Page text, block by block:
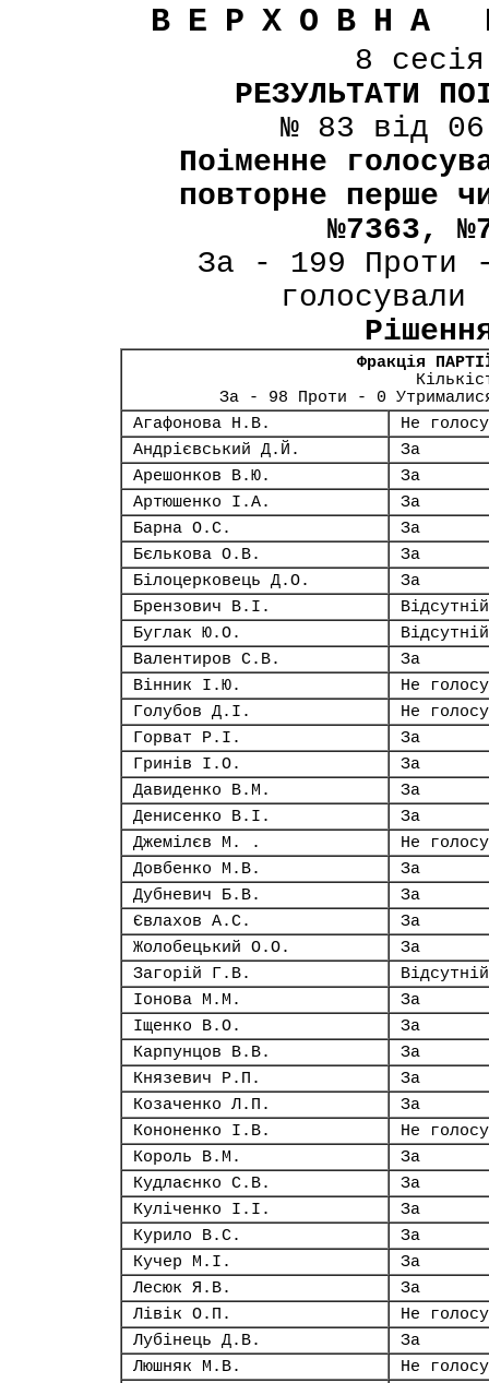
ВЕРХОВНА
8
РЕЗУЛЬТАТИ
№ 83 від
Поіменне
повторне перше
№7363,
За - 199 Проти
Фракція
За - 98 Проти - 0
Агафонова Н.В.
Не
Андрієвський Д.Й.
За
Арешонков В.Ю.
За
Артюшенко І.А.
За
Барна О.С.
За
Бєлькова О.В.
За
Білоцерковець Д.О.
За
Брензович В.І.
Відсутній
Буглак Ю.О.
Відсутній
Валентиров С.В.
За
Вінник І.Ю.
Не
Голубов Д.І.
Не
Горват Р.І.
За
Гринів І.О.
За
Давиденко В.М.
За
Денисенко В.І.
За
Джемілєв М. .
Не
Довбенко М.В.
За
Дубневич Б.В.
За
Євлахов А.С.
За
Жолобецький О.О.
За
Загорій Г.В.
Відсутній
Іонова М.М.
За
Іщенко В.О.
За
Карпунцов В.В.
За
Князевич Р.П.
За
Козаченко Л.П.
За
Кононенко І.В.
Не
Король В.М.
За
Кудлаєнко С.В.
За
Куліченко І.І.
За
Курило В.С.
За
Кучер М.І.
За
Лесюк Я.В.
За
Лівік О.П.
Не
Лубінець Д.В.
За
Люшняк М.В.
Не